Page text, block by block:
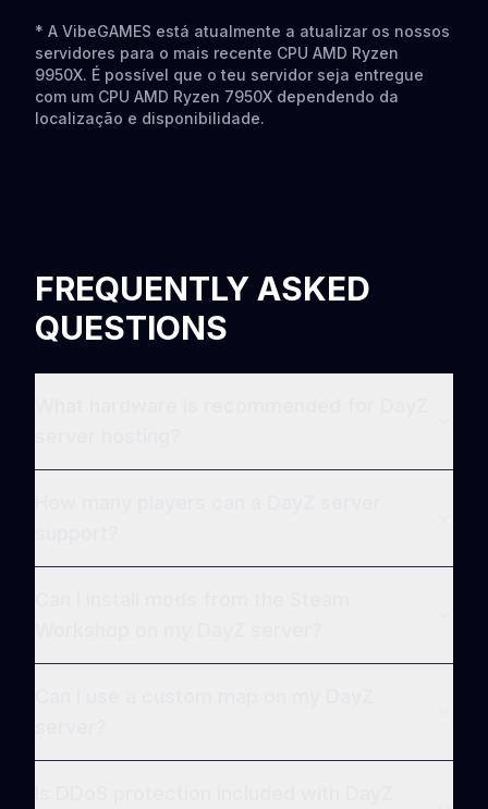
* A VibeGAMES está atualmente a atualizar os nossos
servidores para o mais recente CPU AMD Ryzen
9950X. É possível que o teu servidor seja entregue
com um CPU AMD Ryzen 7950X dependendo da
localização e disponibilidade.
FREQUENTLY ASKED
QUESTIONS